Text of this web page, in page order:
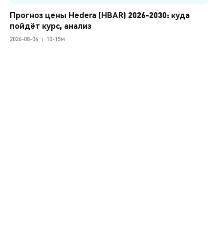
Прогноз цены Hedera (HBAR) 2026-2030: куда
пойдёт курс, анализ
2026-08-04 10-15м